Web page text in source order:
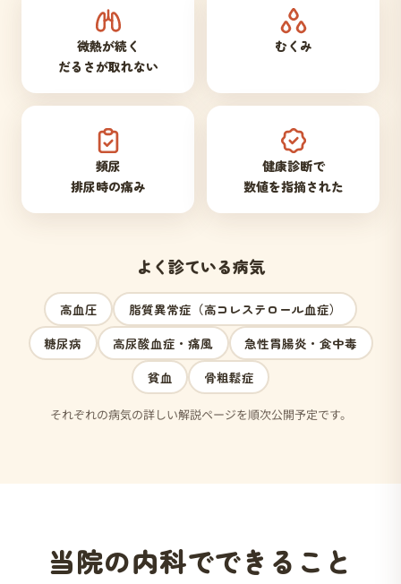
微熱が続く
だるさが取れない
むくみ
頻尿
排尿時の痛み
健康診断で
数値を指摘された
よく診ている病気
高血圧
脂質異常症（高コレステロール血症）
糖尿病
高尿酸血症・痛風
急性胃腸炎・食中毒
貧血
骨粗鬆症
それぞれの病気の詳しい解説ページを順次公開予定です。
当院の内科でできること